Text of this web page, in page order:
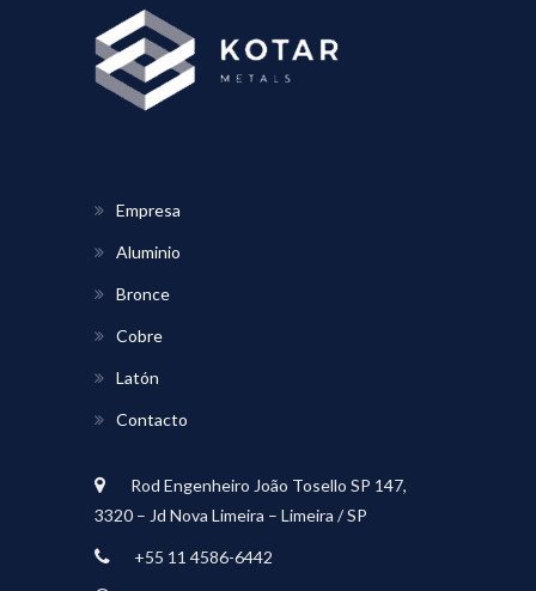
Empresa
Aluminio
Bronce
Cobre
Latón
Contacto
Rod Engenheiro João Tosello SP 147,
3320 – Jd Nova Limeira – Limeira / SP
+55 11 4586-6442